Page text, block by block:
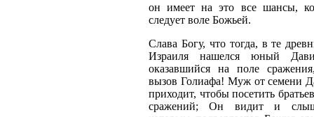
он имеет на это все шансы,
следует воле Божьей.
Слава Богу, что тогда, в те
Израиля нашелся юный
оказавшийся на поле
вызов Голиафа! Муж от семени
приходит, чтобы посетить
сражений; Он видит и